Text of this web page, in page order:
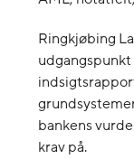
Ringkjøbing
bankens
krav på.